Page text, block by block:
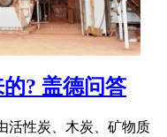
? 盖德问答
活性炭、木炭、矿物质